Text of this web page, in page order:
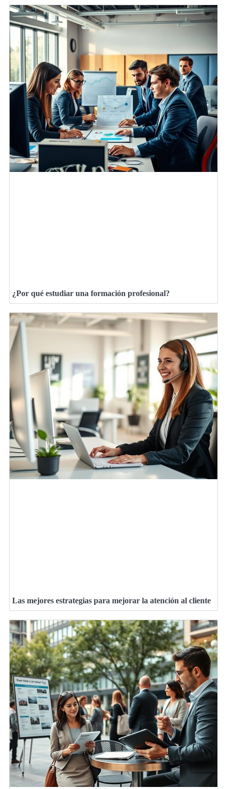
¿Por qué estudiar una formación profesional?
Las mejores estrategias para mejorar la atención al cliente